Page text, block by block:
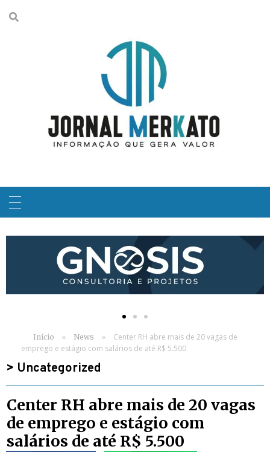
Início » News »
Center RH abre mais de 20 vagas de
emprego e estágio com salários de até R$ 5.500
> Uncategorized
Center RH abre mais de 20 vagas
de emprego e estágio com
salários de até R$ 5.500